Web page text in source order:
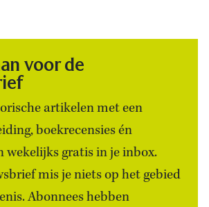
voor de
artikelen met een
boekrecensies én
wekelijks gratis in je inbox.
mis je niets op het gebied
Abonnees hebben